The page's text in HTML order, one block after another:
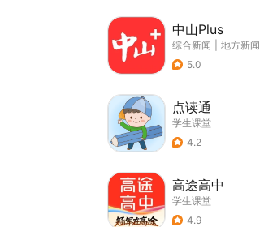
中山Plus
综合新闻
地方新闻
5.0
点读通
学生课堂
4.2
高途高中
学生课堂
4.9